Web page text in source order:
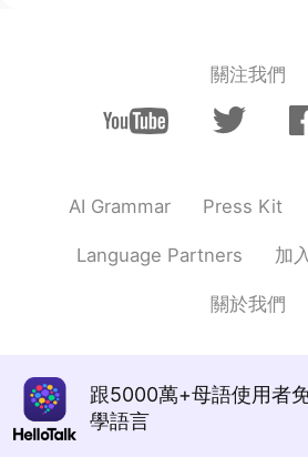
關注我們
AI Grammar Press Kit
Language Partners 加
關於我們
跟5000萬+母語使用者
學語言